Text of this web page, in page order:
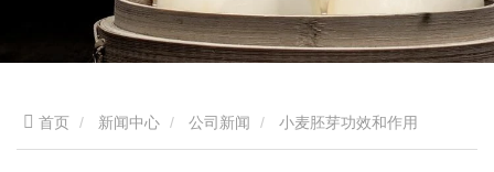
首页 新闻中心 公司新闻 小麦胚芽功效和作用